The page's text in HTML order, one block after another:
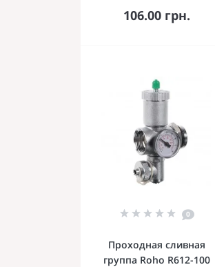
106.00 грн.
В корзину
0
Проходная сливная
группа Roho R612-100